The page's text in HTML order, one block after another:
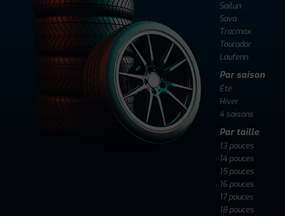
Sailun
Sava
Tracmax
Tourador
Laufenn
Par saison
Été
Hiver
4 saisons
Par taille
13 pouces
14 pouces
15 pouces
16 pouces
17 pouces
18 pouces